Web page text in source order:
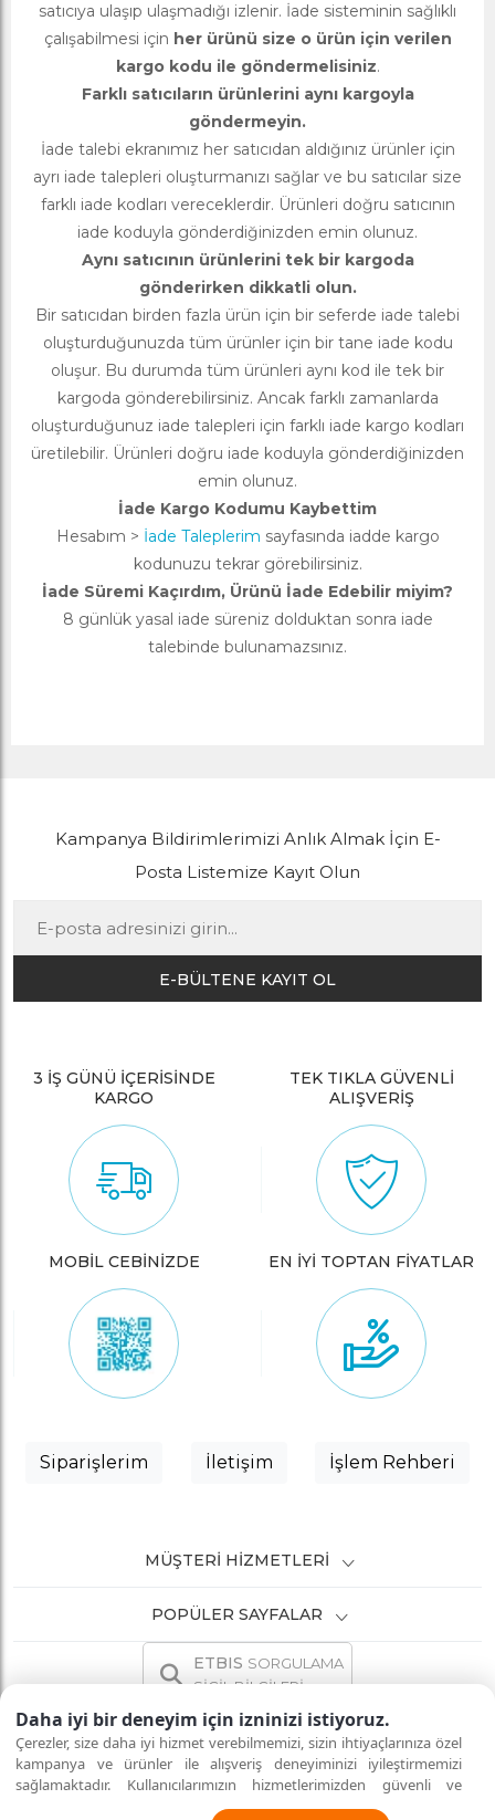
Daha iyi bir deneyim için izninizi istiyoruz.
Çerezler, size daha iyi hizmet verebilmemizi, sizin ihtiyaçlarınıza özel
kampanya ve ürünler ile alışveriş deneyiminizi iyileştirmemizi
sağlamaktadır. Kullanıcılarımızın hizmetlerimizden güvenli ve
eksiksiz şekilde faydalanmalarını sağlamak amacıyla sitemizi
satıcıya ulaşıp ulaşmadığı izlenir. İade sisteminin sağlıklı
çalışabilmesi için her ürünü size o ürün için verilen
kargo kodu ile göndermelisiniz.
Farklı satıcıların ürünlerini aynı kargoyla
göndermeyin.
İade talebi ekranımız her satıcıdan aldığınız ürünler için
ayrı iade talepleri oluşturmanızı sağlar ve bu satıcılar size
farklı iade kodları vereceklerdir. Ürünleri doğru satıcının
iade koduyla gönderdiğinizden emin olunuz.
Aynı satıcının ürünlerini tek bir kargoda
gönderirken dikkatli olun.
Bir satıcıdan birden fazla ürün için bir seferde iade talebi
oluşturduğunuzda tüm ürünler için bir tane iade kodu
oluşur. Bu durumda tüm ürünleri aynı kod ile tek bir
kargoda gönderebilirsiniz. Ancak farklı zamanlarda
oluşturduğunuz iade talepleri için farklı iade kargo kodları
üretilebilir. Ürünleri doğru iade koduyla gönderdiğinizden
emin olunuz.
İade Kargo Kodumu Kaybettim
Hesabım > İade Taleplerim sayfasında iadde kargo
kodunuzu tekrar görebilirsiniz.
İade Süremi Kaçırdım, Ürünü İade Edebilir miyim?
8 günlük yasal iade süreniz dolduktan sonra iade
talebinde bulunamazsınız.
Kampanya Bildirimlerimizi Anlık Almak İçin E-
Posta Listemize Kayıt Olun
E-BÜLTENE KAYIT OL
3 İŞ GÜNÜ İÇERİSİNDE
KARGO
TEK TIKLA GÜVENLİ
ALIŞVERİŞ
MOBİL CEBİNİZDE EN İYİ TOPTAN FİYATLAR
Siparişlerim İletişim İşlem Rehberi
MÜŞTERI HIZMETLERI
POPÜLER SAYFALAR
ETBIS SORGULAMA
SİCİL BİLGİLERİ
İNTERNETTE GÜVENLİ ALIŞVERİŞ